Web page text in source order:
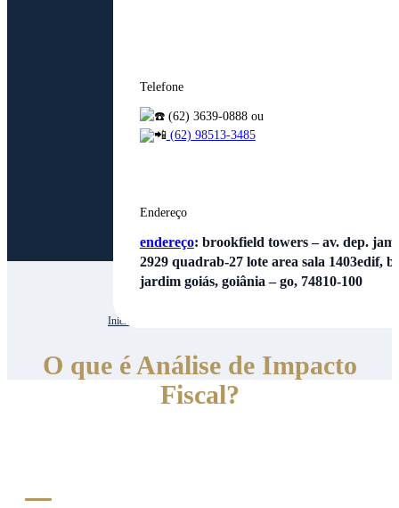
Telefone
(62) 3639-0888 ou
(62) 98513-3485
Endereço
endereço: brookfield towers – av. dep.
2929 quadrab-27 lote area sala 1403edif,
jardim goiás, goiânia – go, 74810-100
Inicio
O que é Análise de Impacto
Fiscal?